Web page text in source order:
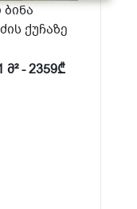
ქუჩაზე
მ² - 2359₾